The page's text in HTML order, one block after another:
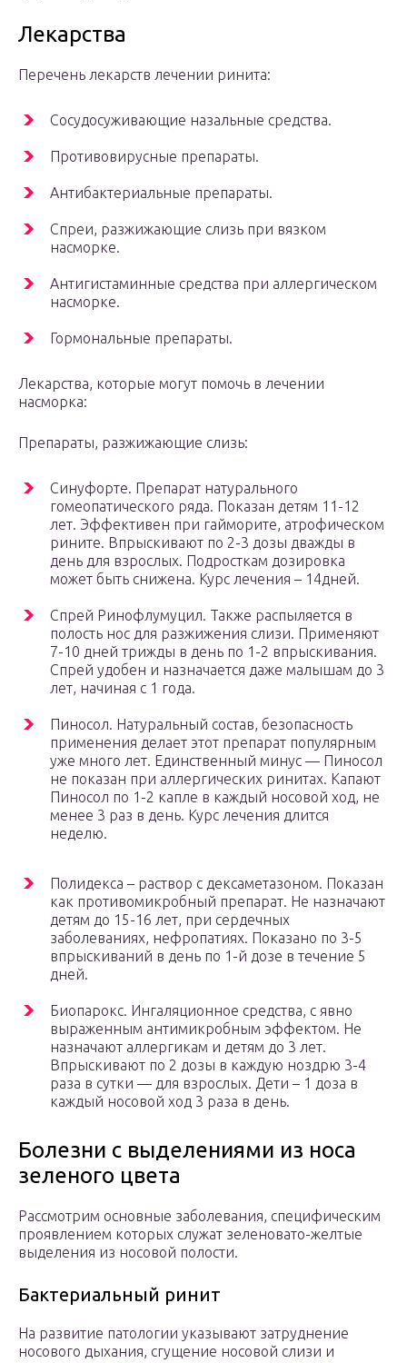
Лекарства
Перечень лекарств лечении ринита:
Сосудосуживающие назальные средства.
Противовирусные препараты.
Антибактериальные препараты.
Спреи, разжижающие слизь при вязком
насморке.
Антигистаминные средства при аллергическом
насморке.
Гормональные препараты.
Лекарства, которые могут помочь в лечении
насморка:
Препараты, разжижающие слизь:
Синуфорте. Препарат натурального
гомеопатического ряда. Показан детям 11-12
лет. Эффективен при гайморите, атрофическом
рините. Впрыскивают по 2-3 дозы дважды в
день для взрослых. Подросткам дозировка
может быть снижена. Курс лечения – 14дней.
Спрей Ринофлумуцил. Также распыляется в
полость нос для разжижения слизи. Применяют
7-10 дней трижды в день по 1-2 впрыскивания.
Спрей удобен и назначается даже малышам до 3
лет, начиная с 1 года.
Пиносол. Натуральный состав, безопасность
применения делает этот препарат популярным
уже много лет. Единственный минус — Пиносол
не показан при аллергических ринитах. Капают
Пиносол по 1-2 капле в каждый носовой ход, не
менее 3 раз в день. Курс лечения длится
неделю.
Полидекса – раствор с дексаметазоном. Показан
как противомикробный препарат. Не назначают
детям до 15-16 лет, при сердечных
заболеваниях, нефропатиях. Показано по 3-5
впрыскиваний в день по 1-й дозе в течение 5
дней.
Биопарокс. Ингаляционное средства, с явно
выраженным антимикробным эффектом. Не
назначают аллергикам и детям до 3 лет.
Впрыскивают по 2 дозы в каждую ноздрю 3-4
раза в сутки — для взрослых. Дети – 1 доза в
каждый носовой ход 3 раза в день.
Болезни с выделениями из носа
зеленого цвета
Рассмотрим основные заболевания, специфическим
проявлением которых служат зеленовато-желтые
выделения из носовой полости.
Бактериальный ринит
На развитие патологии указывают затруднение
носового дыхания, сгущение носовой слизи и